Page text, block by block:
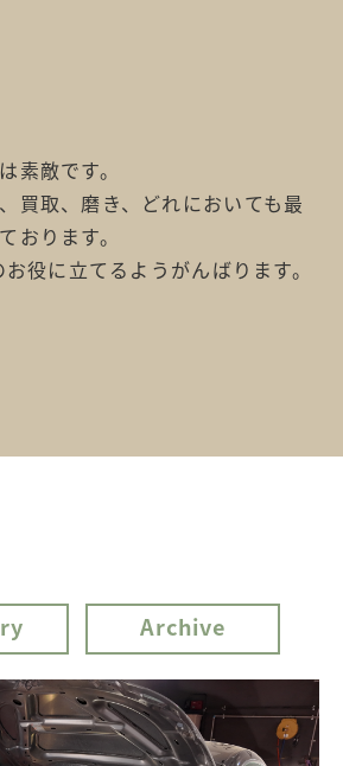
素敵です。
買取、磨き、どれにおいても最
おります。
役に立てるようがんばります。
Archive